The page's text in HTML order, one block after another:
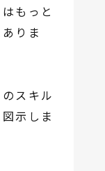
もっと
りま
スキル
示しま